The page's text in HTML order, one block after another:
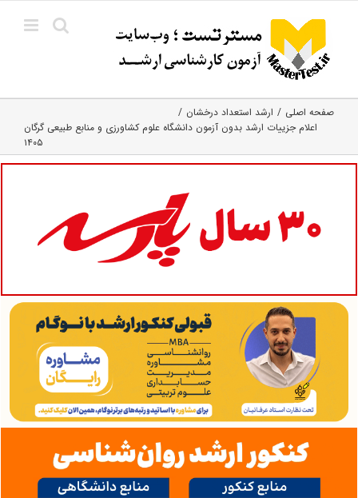
content
صفحه اصلی
ارشد استعداد درخشان
اعلام جزییات ارشد بدون آزمون دانشگاه علوم کشاورزی و منابع طبیعی گرگان
۱۴۰۵